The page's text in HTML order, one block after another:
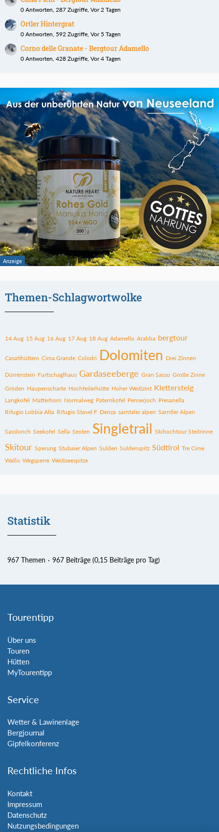
0 Antworten, 287 Zugriffe, Vor 2 Tagen
Ortler Hintergrat
0 Antworten, 592 Zugriffe, Vor 5 Tagen
Corno delle Granate - Bergtour Adamello
0 Antworten, 428 Zugriffe, Vor 4 Tagen
Themen-Schlagwortwolke
14 Aug 15 Aug 16 Aug 17 Aug 18 Aug Adamello Arabba bergtour
Casatihüttem Cima Grande Colodri Dolomiten Drei Zinnen
Dürrenstein Furtschaglhaus Gardaseeberge Gran Sasso Große Zinne
Gröden Haupenscharte Hochfeilerhütte Hoher Weißzint Klettersteig
Langkofel Matterhorn Normalweg Paternkofel Penserjoch Presanella
Rifugio Lobbia Alta Rifugio Stavel F. Denza sarntaler alpen Sarntler Alpen
Sasslonch Seekofel Sella Sexten Singletrail Skihochtour Steilrinne
Skitour Sperung Stubaier Alpen Sulden Suldenspitz Südtirol Tre Cime
Wallis Wegsperre Weißseespitze
Statistik
967 Themen 967 Beiträge (0,15 Beiträge pro Tag)
Tourentipp
Über uns
Touren
Hütten
MyTourentipp
Service
Wetter & Lawinenlage
Bergjournal
Gipfelkonferenz
Rechtliche Infos
Kontakt
Impressum
Datenschutz
Nutzungsbedingungen